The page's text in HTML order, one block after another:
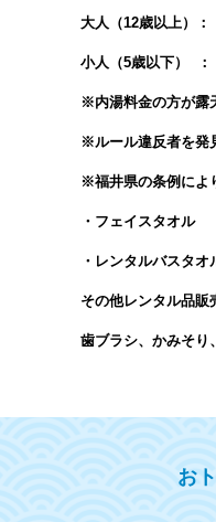
大人（12歳以上）
小人（5歳以下）
※内湯料金の方が露
※ルール違反者を発
※福井県の条例によ
・フェイスタオ
・レンタルバスタ
その他レンタル品販
歯ブラシ、かみそり
お